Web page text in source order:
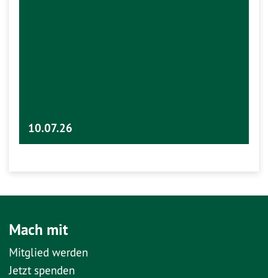
10.07.26
Mach mit
Mitglied werden
Jetzt spenden